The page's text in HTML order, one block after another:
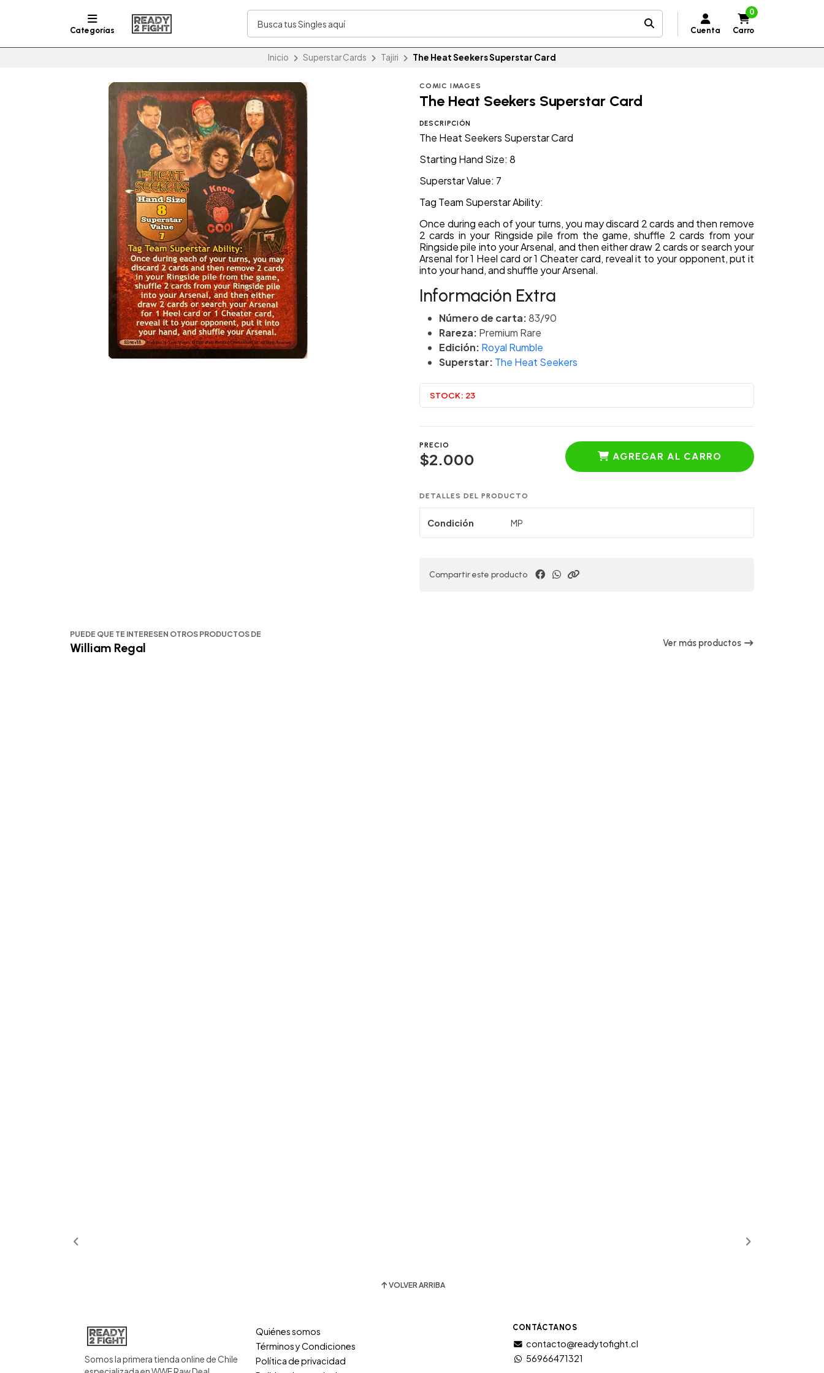
Categorías Cuenta
0
Carro
Inicio Superstar Cards Tajiri The Heat Seekers Superstar Card
COMIC IMAGES
The Heat Seekers Superstar Card
DESCRIPCIÓN
The Heat Seekers Superstar Card
Starting Hand Size: 8
Superstar Value: 7
Tag Team Superstar Ability:
Once during each of your turns, you may discard 2 cards and then remove
2 cards in your Ringside pile from the game, shuffle 2 cards from your
Ringside pile into your Arsenal, and then either draw 2 cards or search your
Arsenal for 1 Heel card or 1 Cheater card, reveal it to your opponent, put it
into your hand, and shuffle your Arsenal.
Información Extra
Número de carta:83/90
Rareza: Premium Rare
Edición: Royal Rumble
Superstar: The Heat Seekers
STOCK: 23
PRECIO
$2.000 AGREGAR AL CARRO
DETALLES DEL PRODUCTO
Condición MP
Compartir este producto
PUEDE QUE TE INTERESEN OTROS PRODUCTOS DE
William Regal Ver más productos
VOLVER ARRIBA
Somos la primera tienda online de Chile
Quiénes somos
Términos y Condiciones
Política de privacidad
CONTÁCTANOS
contacto@readytofight.cl
56966471321